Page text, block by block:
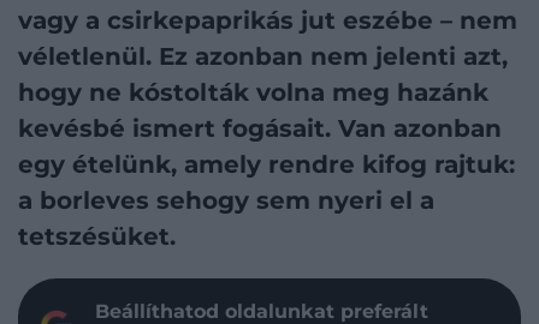
vagy a csirkepaprikás jut eszébe – nem
véletlenül. Ez azonban nem jelenti azt,
hogy ne kóstolták volna meg hazánk
kevésbé ismert fogásait. Van azonban
egy ételünk, amely rendre kifog rajtuk:
a borleves sehogy sem nyeri el a
tetszésüket.
Beállíthatod oldalunkat preferált